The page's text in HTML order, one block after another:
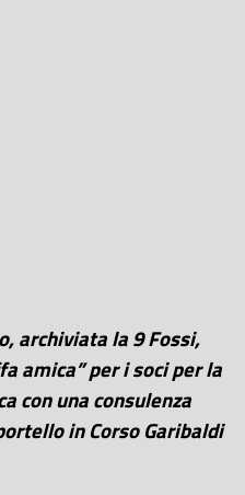
archiviata la 9 Fossi,
amica” per i soci per la
con una consulenza
in Corso Garibaldi